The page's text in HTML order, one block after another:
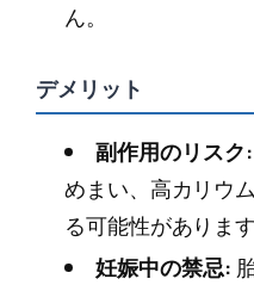
ん。
デメリット
副作用のリスク:
めまい、高カリウ
る可能性があります
妊娠中の禁忌: